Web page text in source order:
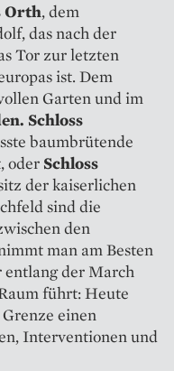
Orth, dem
das nach der
Tor zur letzten
ist. Dem
Garten und im
Schloss
baumbrütende
oder Schloss
der kaiserlichen
sind die
den
man am Besten
der March
führt: Heute
einen
Interventionen und